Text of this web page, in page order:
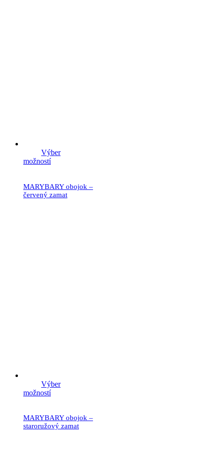
Výber
možností
MARYBARY obojok –
červený zamat
Výber
možností
MARYBARY obojok –
staroružový zamat